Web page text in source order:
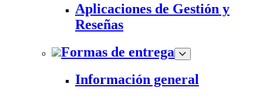
Aplicaciones de Gestión y
Reseñas
Formas de entrega
Información general